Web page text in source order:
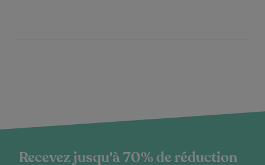
Recevez jusqu'à 70% de réduction